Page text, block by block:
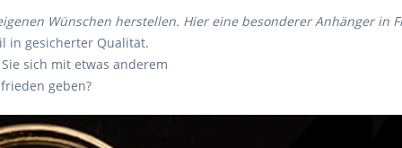
Wünschen herstellen. Hier eine besonderer Anhänger in
in gesicherter Qualität.
sich mit etwas anderem
geben?